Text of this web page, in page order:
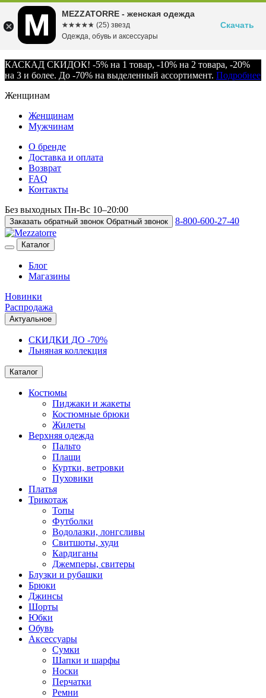
КАСКАД СКИДОК! -5% на 1 товар, -10% на 2 товара, -20%
на 3 и более. До -70% на выделенный ассортимент. Подробнее
Женщинам
Женщинам
Мужчинам
О бренде
Доставка и оплата
Возврат
FAQ
Контакты
Без выходных Пн-Вс 10–20:00
Заказать обратный звонок Обратный звонок 8-800-600-27-40
Каталог
Блог
Магазины
Новинки
Распродажа
Актуальное
СКИДКИ ДО -70%
Льняная коллекция
Каталог
Костюмы
Пиджаки и жакеты
Костюмные брюки
Жилеты
Верхняя одежда
Пальто
Плащи
Куртки, ветровки
Пуховики
Платья
Трикотаж
Топы
Футболки
Водолазки, лонгсливы
Свитшоты, худи
Кардиганы
Джемперы, свитеры
Блузки и рубашки
Брюки
Джинсы
Шорты
Юбки
Обувь
Аксессуары
Сумки
Шапки и шарфы
Носки
Перчатки
Ремни
MEZZATORRE - женская одежда
☆☆☆☆☆
★★★★★ (25) звезд
Одежда, обувь и аксессуары
Скачать